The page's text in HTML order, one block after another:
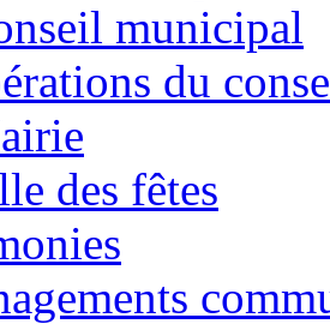
municipal
du
des fêtes